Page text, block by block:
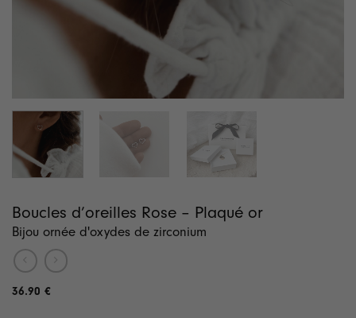
Boucles d’oreilles Rose – Plaqué or
Bijou ornée d'oxydes de zirconium
36.90 €